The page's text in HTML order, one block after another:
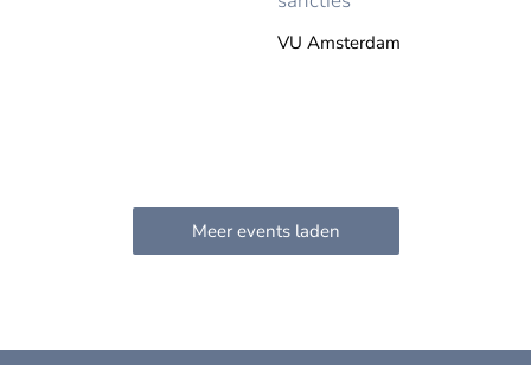
VU Amsterdam